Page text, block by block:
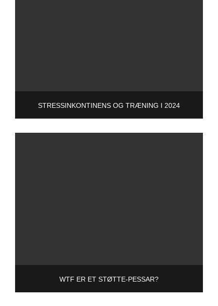
STRESSINKONTINENS OG TRÆNING I 2024
WTF ER ET STØTTE-PESSAR?